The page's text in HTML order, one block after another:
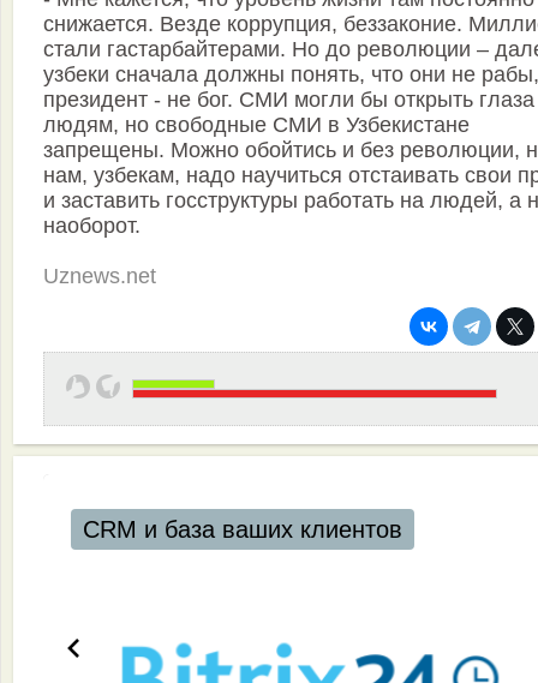
снижается. Везде коррупция, беззаконие.
стали гастарбайтерами. Но до революции –
узбеки сначала должны понять, что они не
президент - не бог. СМИ могли бы открыть глаза
людям, но свободные СМИ в Узбекистане
запрещены. Можно обойтись и без революции,
нам, узбекам, надо научиться отстаивать свои
и заставить госструктуры работать на людей, а
наоборот.
Uznews.net